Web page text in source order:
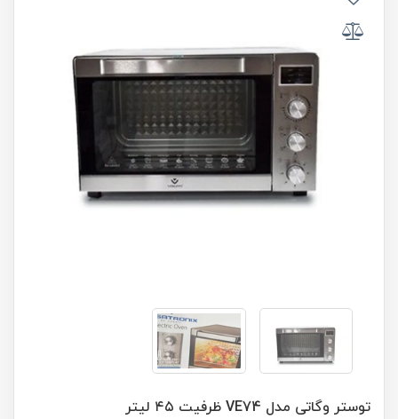
توستر وگاتی مدل VE74 ظرفیت ۴۵ لیتر